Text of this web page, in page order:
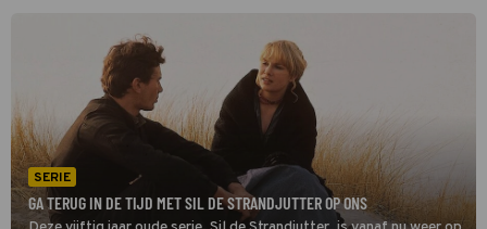
SERIE
GA TERUG IN DE TIJD MET SIL DE STRANDJUTTER OP ONS